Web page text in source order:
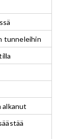
tunneleihin
alkanut